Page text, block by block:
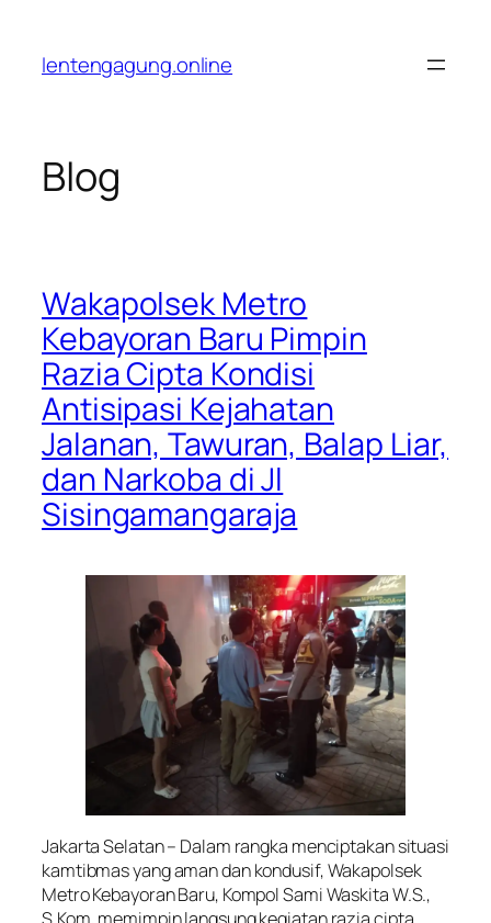
konten
lentengagung.online
Blog
Wakapolsek Metro
Kebayoran Baru Pimpin
Razia Cipta Kondisi
Antisipasi Kejahatan
Jalanan, Tawuran, Balap Liar,
dan Narkoba di Jl
Sisingamangaraja
Jakarta Selatan – Dalam rangka menciptakan situasi
kamtibmas yang aman dan kondusif, Wakapolsek
Metro Kebayoran Baru, Kompol Sami Waskita W.S.,